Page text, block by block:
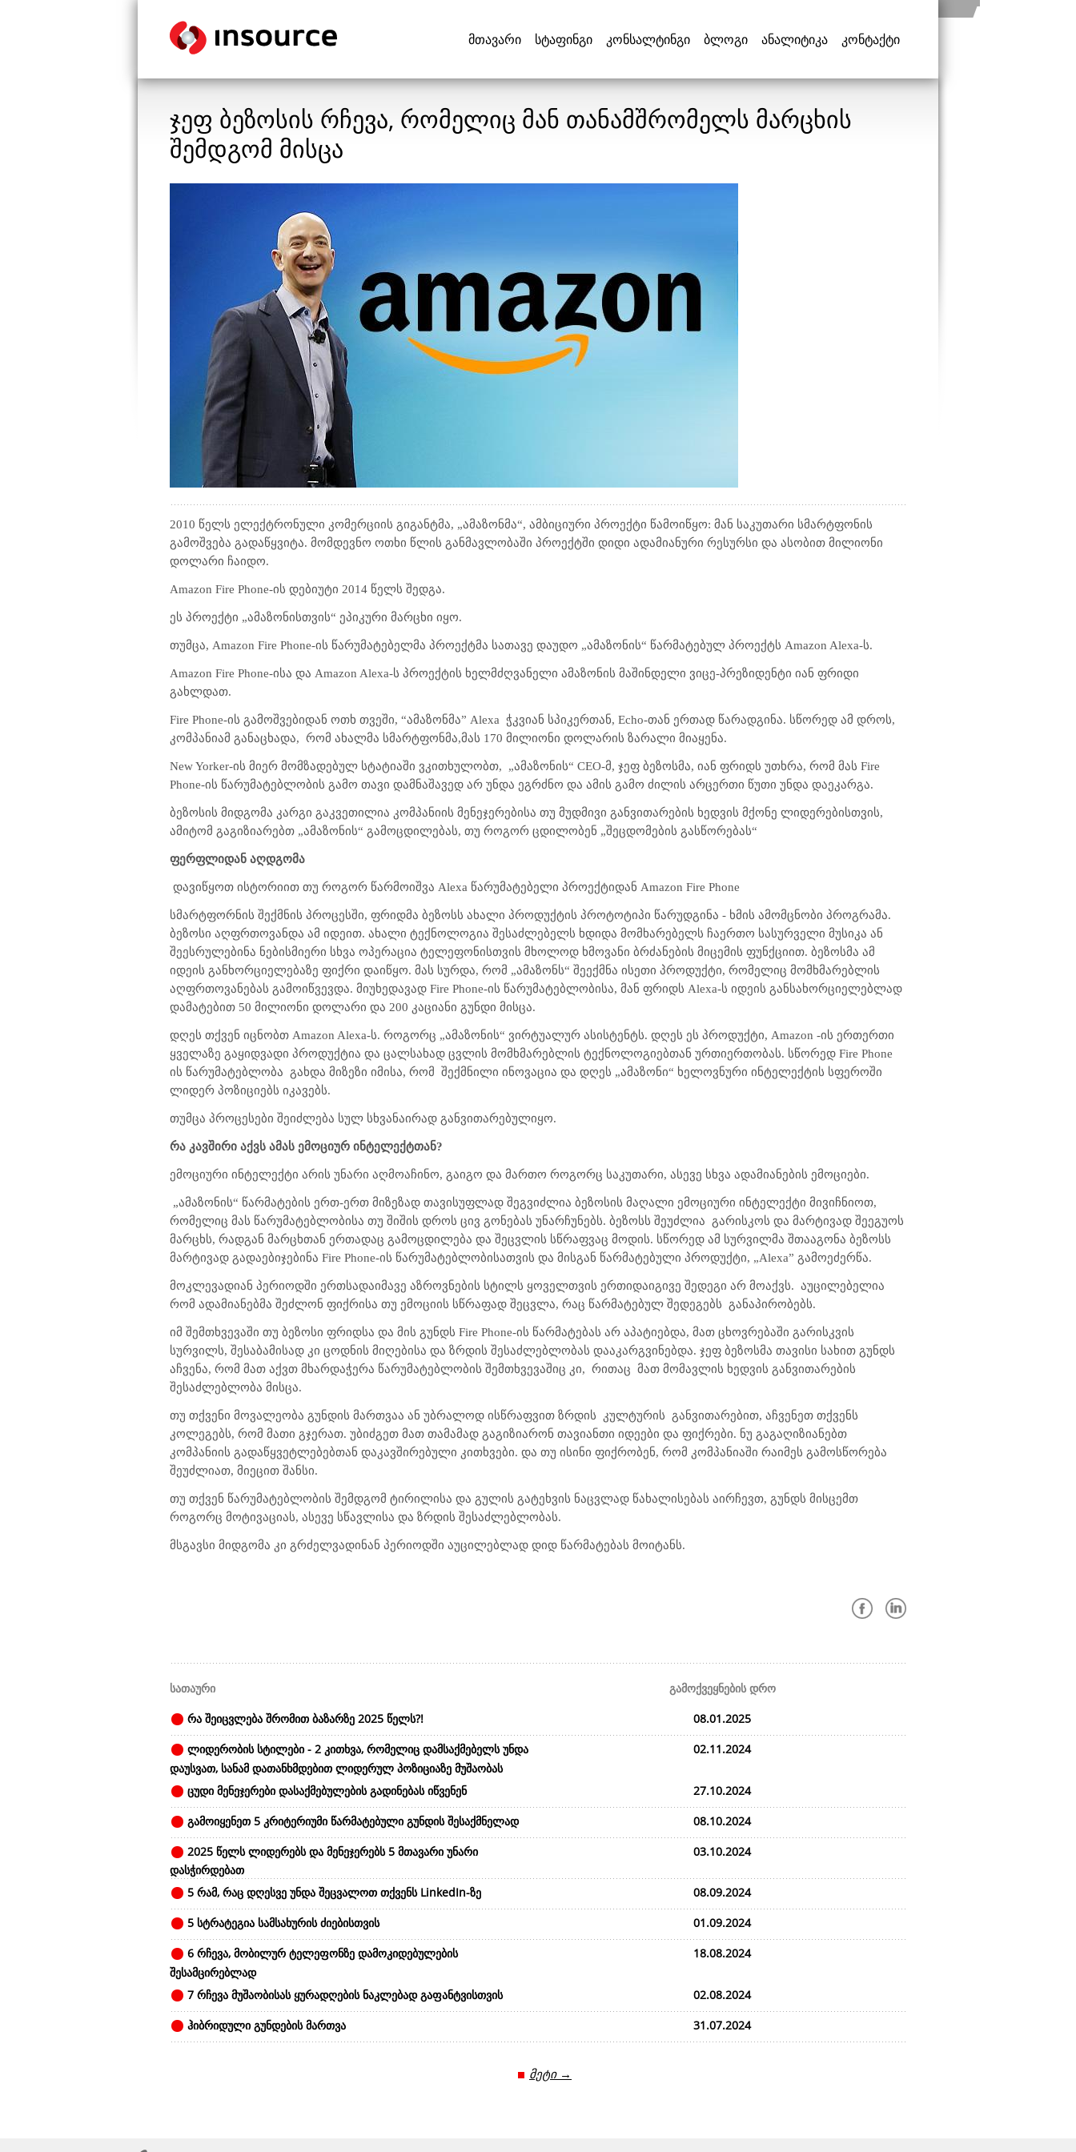
მთავარი სტაფინგი კონსალტინგი ბლოგი ანალიტიკა კონტაქტი
ჯეფ ბეზოსის რჩევა, რომელიც მან თანამშრომელს მარცხის
შემდგომ მისცა
2010 წელს ელექტრონული კომერციის გიგანტმა, „ამაზონმა“, ამბიციური პროექტი წამოიწყო: მან საკუთარი სმარტფონის
გამოშვება გადაწყვიტა. მომდევნო ოთხი წლის განმავლობაში პროექტში დიდი ადამიანური რესურსი და ასობით მილიონი
დოლარი ჩაიდო.
Amazon Fire Phone-ის დებიუტი 2014 წელს შედგა.
ეს პროექტი „ამაზონისთვის“ ეპიკური მარცხი იყო.
თუმცა, Amazon Fire Phone-ის წარუმატებელმა პროექტმა სათავე დაუდო „ამაზონის“ წარმატებულ პროექტს Amazon Alexa-ს.
Amazon Fire Phone-ისა და Amazon Alexa-ს პროექტის ხელმძღვანელი ამაზონის მაშინდელი ვიცე-პრეზიდენტი იან ფრიდი
გახლდათ.
Fire Phone-ის გამოშვებიდან ოთხ თვეში, “ამაზონმა” Alexa ჭკვიან სპიკერთან, Echo-თან ერთად წარადგინა. სწორედ ამ დროს,
კომპანიამ განაცხადა, რომ ახალმა სმარტფონმა,მას 170 მილიონი დოლარის ზარალი მიაყენა.
New Yorker-ის მიერ მომზადებულ სტატიაში ვკითხულობთ,
„ამაზონის“ CEO-მ, ჯეფ ბეზოსმა, იან ფრიდს უთხრა, რომ მას Fire
Phone-ის წარუმატებლობის გამო თავი დამნაშავედ არ უნდა ეგრძნო და ამის გამო ძილის არცერთი წუთი უნდა დაეკარგა.
ბეზოსის მიდგომა კარგი გაკვეთილია კომპანიის მენეჯერებისა თუ მუდმივი განვითარების ხედვის მქონე ლიდერებისთვის,
ამიტომ გაგიზიარებთ „ამაზონის“ გამოცდილებას, თუ როგორ ცდილობენ „შეცდომების გასწორებას“
ფერფლიდან აღდგომა
დავიწყოთ ისტორიით თუ როგორ წარმოიშვა Alexa წარუმატებელი პროექტიდან Amazon Fire Phone
სმარტფორნის შექმნის პროცესში, ფრიდმა ბეზოსს ახალი პროდუქტის პროტოტიპი წარუდგინა - ხმის ამომცნობი პროგრამა.
ბეზოსი აღფრთოვანდა ამ იდეით. ახალი ტექნოლოგია შესაძლებელს ხდიდა მომხარებელს ჩაერთო სასურველი მუსიკა ან
შეესრულებინა ნებისმიერი სხვა ოპერაცია ტელეფონისთვის მხოლოდ ხმოვანი ბრძანების მიცემის ფუნქციით. ბეზოსმა ამ
იდეის განხორციელებაზე ფიქრი დაიწყო. მას სურდა, რომ „ამაზონს“ შეექმნა ისეთი პროდუქტი, რომელიც მომხმარებლის
აღფრთოვანებას გამოიწვევდა. მიუხედავად Fire Phone-ის წარუმატებლობისა, მან ფრიდს Alexa-ს იდეის განსახორციელებლად
დამატებით 50 მილიონი დოლარი და 200 კაციანი გუნდი მისცა.
დღეს თქვენ იცნობთ Amazon Alexa-ს. როგორც „ამაზონის“ ვირტუალურ ასისტენტს. დღეს ეს პროდუქტი, Amazon -ის ერთერთი
ყველაზე გაყიდვადი პროდუქტია და ცალსახად ცვლის მომხმარებლის ტექნოლოგიებთან ურთიერთობას. სწორედ Fire Phone
ის წარუმატებლობა გახდა მიზეზი იმისა, რომ შექმნილი ინოვაცია და დღეს „ამაზონი“ ხელოვნური ინტელექტის სფეროში
ლიდერ პოზიციებს იკავებს.
თუმცა პროცესები შეიძლება სულ სხვანაირად განვითარებულიყო.
რა კავშირი აქვს ამას ემოციურ ინტელექტთან?
ემოციური ინტელექტი არის უნარი აღმოაჩინო, გაიგო და მართო როგორც საკუთარი, ასევე სხვა ადამიანების ემოციები.
„ამაზონის“ წარმატების ერთ-ერთ მიზეზად თავისუფლად შეგვიძლია ბეზოსის მაღალი ემოციური ინტელექტი მივიჩნიოთ,
რომელიც მას წარუმატებლობისა თუ შიშის დროს ცივ გონებას უნარჩუნებს. ბეზოსს შეუძლია გარისკოს და მარტივად შეეგუოს
მარცხს, რადგან მარცხთან ერთადაც გამოცდილება და შეცვლის სწრაფვაც მოდის. სწორედ ამ სურვილმა შთააგონა ბეზოსს
მარტივად გადაებიჯებინა Fire Phone-ის წარუმატებლობისათვის და მისგან წარმატებული პროდუქტი, „Alexa” გამოეძერწა.
მოკლევადიან პერიოდში ერთსადაიმავე აზროვნების სტილს ყოველთვის ერთიდაიგივე შედეგი არ მოაქვს. აუცილებელია
რომ ადამიანებმა შეძლონ ფიქრისა თუ ემოციის სწრაფად შეცვლა, რაც წარმატებულ შედეგებს განაპირობებს.
იმ შემთხვევაში თუ ბეზოსი ფრიდსა და მის გუნდს Fire Phone-ის წარმატებას არ აპატიებდა, მათ ცხოვრებაში გარისკვის
სურვილს, შესაბამისად კი ცოდნის მიღებისა და ზრდის შესაძლებლობას დააკარგვინებდა. ჯეფ ბეზოსმა თავისი სახით გუნდს
აჩვენა, რომ მათ აქვთ მხარდაჭერა წარუმატებლობის შემთხვევაშიც კი, რითაც მათ მომავლის ხედვის განვითარების
შესაძლებლობა მისცა.
თუ თქვენი მოვალეობა გუნდის მართვაა ან უბრალოდ ისწრაფვით ზრდის კულტურის განვითარებით, აჩვენეთ თქვენს
კოლეგებს, რომ მათი გჯერათ. უბიძგეთ მათ თამამად გაგიზიარონ თავიანთი იდეები და ფიქრები. ნუ გაგაღიზიანებთ
კომპანიის გადაწყვეტლებებთან დაკავშირებული კითხვები. და თუ ისინი ფიქრობენ, რომ კომპანიაში რაიმეს გამოსწორება
შეუძლიათ, მიეცით შანსი.
თუ თქვენ წარუმატებლობის შემდგომ ტირილისა და გულის გატეხვის ნაცვლად წახალისებას აირჩევთ, გუნდს მისცემთ
როგორც მოტივაციას, ასევე სწავლისა და ზრდის შესაძლებლობას.
მსგავსი მიდგომა კი გრძელვადინან პერიოდში აუცილებლად დიდ წარმატებას მოიტანს.
სათაური
გამოქვეყნების დრო
რა შეიცვლება შრომით ბაზარზე 2025 წელს?!
08.01.2025
ლიდერობის სტილები - 2 კითხვა, რომელიც დამსაქმებელს უნდა
დაუსვათ, სანამ დათანხმდებით ლიდერულ პოზიციაზე მუშაობას
02.11.2024
ცუდი მენეჯერები დასაქმებულების გადინებას იწვენენ
27.10.2024
გამოიყენეთ 5 კრიტერიუმი წარმატებული გუნდის შესაქმნელად
08.10.2024
2025 წელს ლიდერებს და მენეჯერებს 5 მთავარი უნარი
დასჭირდებათ
03.10.2024
5 რამ, რაც დღესვე უნდა შეცვალოთ თქვენს LinkedIn-ზე
08.09.2024
5 სტრატეგია სამსახურის ძიებისთვის
01.09.2024
6 რჩევა, მობილურ ტელეფონზე დამოკიდებულების
შესამცირებლად
18.08.2024
7 რჩევა მუშაობისას ყურადღების ნაკლებად გაფანტვისთვის
02.08.2024
ჰიბრიდული გუნდების მართვა
31.07.2024
მეტი →